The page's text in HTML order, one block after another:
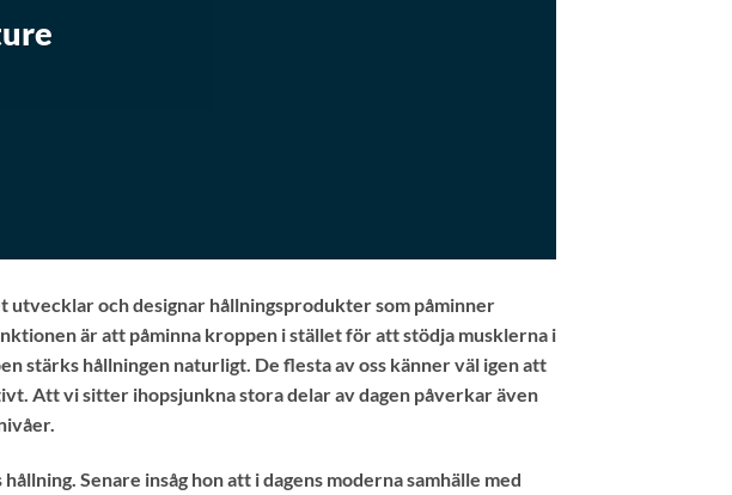
utvecklar och designar hållningsprodukter som påminner
är att påminna kroppen i stället för att stödja musklerna i
stärks hållningen naturligt. De flesta av oss känner väl igen att
Att vi sitter ihopsjunkna stora delar av dagen påverkar även
Senare insåg hon att i dagens moderna samhälle med